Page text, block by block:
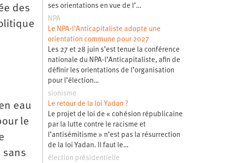
des
eau
le
sans
ses orientations en vue de l’…
NPA
Le NPA-l’Anticapitaliste adopte une
orientation commune pour 2027
Les 27 et 28 juin s’est tenue la conférence
nationale du NPA-l’Anticapitaliste, afin de
définir les orientations de l’organisation
pour l’élection…
sionisme
Le retour de la loi Yadan ?
Le projet de loi de « cohésion républicaine
par la lutte contre le racisme et
l’antisémitisme » n’est pas la résurrection
de la loi Yadan. Il faut le…
élection présidentielle